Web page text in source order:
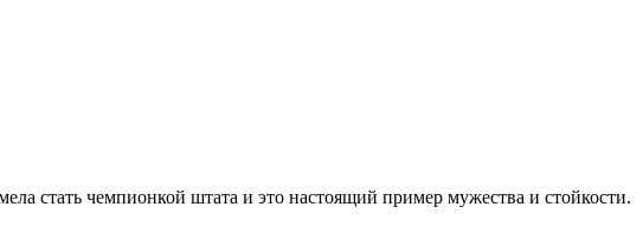
стать чемпионкой штата и это настоящий пример мужества и стойкости.